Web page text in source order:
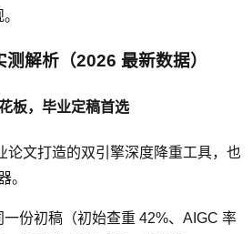
解析（2026 最新数据）
板，毕业定稿首选
论文打造的双引擎深度降重工具，也
。
一份初稿（初始查重 42%、AIGC 率